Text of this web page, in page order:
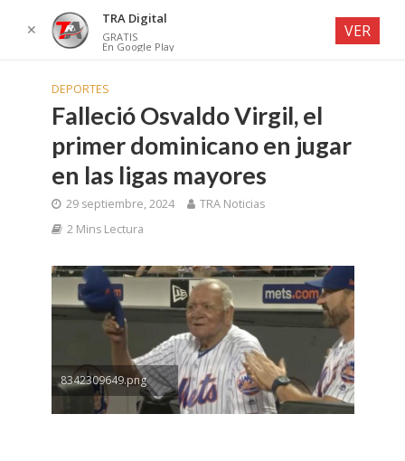
DEPORTES
Falleció Osvaldo Virgil, el
primer dominicano en jugar
en las ligas mayores
29 septiembre, 2024
TRA Noticias
2 Mins Lectura
8342309649.png
✕
TRA Digital
GRATIS
En Google Play
VER